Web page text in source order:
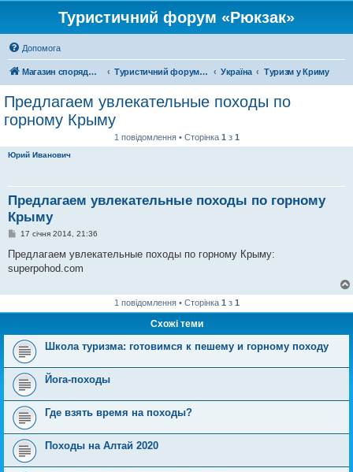
Туристичний форум «Рюкзак»
Допомога
Магазин спорядження Туристичний форум «Рюкзак» Україна Туризм у Криму
Предлагаем увлекательные походы по
горному Крыму
1 повідомлення • Сторінка 1 з 1
Юрий Иванович
Предлагаем увлекательные походы по горному
Крыму
П
в
д
я
17 січня 2014, 21:36
Предлагаем увлекательные походы по горному Крыму:
superpohod.com
1 повідомлення • Сторінка 1 з 1
Схожі теми
Школа туризма: готовимся к пешему и горному походу
Йога-походы
Где взять время на походы?
Походы на Алтай 2020